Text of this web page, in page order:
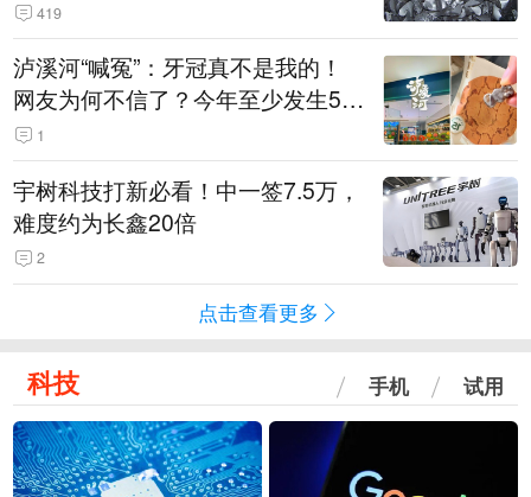
419
泸溪河“喊冤”：牙冠真不是我的！
网友为何不信了？今年至少发生5
起“食品冤案”
1
宇树科技打新必看！中一签7.5万，
难度约为长鑫20倍
2
点击查看更多
科技 手机 试用